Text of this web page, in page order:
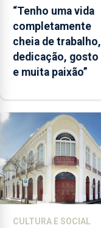
“Tenho uma vida
completamente
cheia de trabalho,
dedicação, gosto
e muita paixão”
CULTURA E SOCIAL